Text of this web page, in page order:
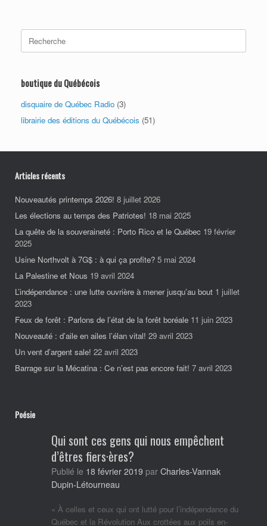
Search
for:
boutique du Québécois
disquaire de Québec Radio (3)
librairie des éditions du Québécois (51)
Articles récents
Nouveautés printemps 2026! 8 juillet 2026
Les élections au temps des Patriotes! 18 mai 2025
La quête de la souveraineté : Porto Rico et le Québec 19 février
2025
Usine Northvolt à 7G$ : à qui ça profite? 5 mai 2024
La Palestine et Nous 19 avril 2024
L’indépendance : une lutte ouvrière à mener jusqu’au bout 1 juillet
2023
Feux de forêt : Parlons de l’état de la forêt boréale 11 juin 2023
Nouveauté : d’aile en ailes l’élan vital! 29 avril 2023
Un vent d’argent sale! 22 avril 2023
Barrage sur la Mécatina : Ce n’est pas encore fait! 7 avril 2023
Poésie
Qui sont ces gens qui nous empêchent
d’êtres fiers·ères?
Publié le 18 février 2019 par Charles-Vannak
Dupin-Létourneau
« À celles et ceux qui ont lutté pour l’indépendance du
Québec et la Révolution Aux crottées aux poils en-